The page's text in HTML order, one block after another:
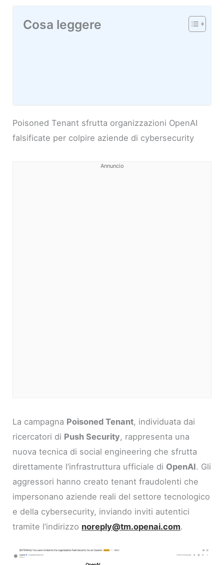
Cosa leggere
Poisoned Tenant sfrutta organizzazioni OpenAI
falsificate per colpire aziende di cybersecurity
Annuncio
La campagna Poisoned Tenant, individuata dai
ricercatori di Push Security, rappresenta una
nuova tecnica di social engineering che sfrutta
direttamente l’infrastruttura ufficiale di OpenAI. Gli
aggressori hanno creato tenant fraudolenti che
impersonano aziende reali del settore tecnologico
e della cybersecurity, inviando inviti autentici
tramite l’indirizzo noreply@tm.openai.com.